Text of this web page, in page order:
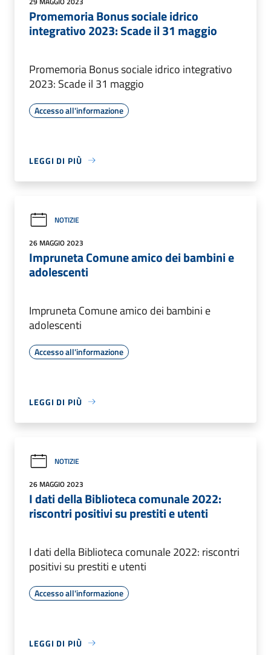
Promemoria Bonus sociale idrico
integrativo 2023: Scade il 31 maggio
Promemoria Bonus sociale idrico integrativo
2023: Scade il 31 maggio
Accesso all'informazione
LEGGI DI PIÙ
NOTIZIE
26 MAGGIO 2023
Impruneta Comune amico dei bambini e
adolescenti
Impruneta Comune amico dei bambini e
adolescenti
Accesso all'informazione
LEGGI DI PIÙ
NOTIZIE
26 MAGGIO 2023
I dati della Biblioteca comunale 2022:
riscontri positivi su prestiti e utenti
I dati della Biblioteca comunale 2022: riscontri
positivi su prestiti e utenti
Accesso all'informazione
LEGGI DI PIÙ